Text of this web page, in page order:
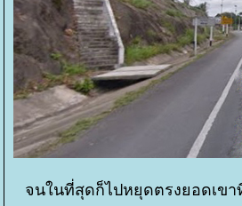
จนในที่สุดก็ไปหยุดตรงยอดเข